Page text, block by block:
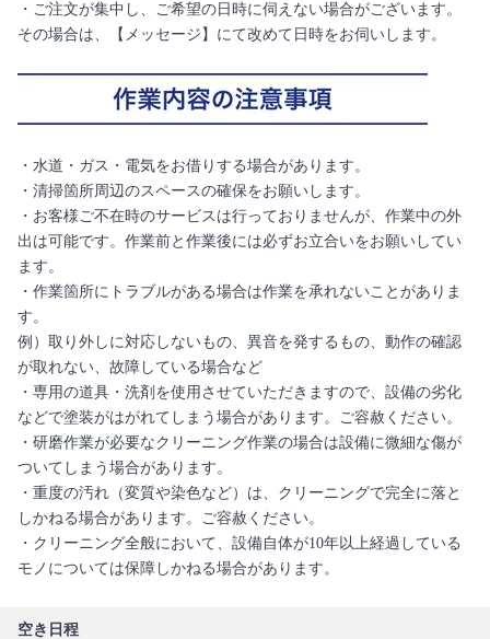
・ご注文が集中し、ご希望の日時に伺えない場合がございます。
その場合は、【メッセージ】にて改めて日時をお伺いします。
・水道・ガス・電気をお借りする場合があります。
・清掃箇所周辺のスペースの確保をお願いします。
・お客様ご不在時のサービスは行っておりませんが、作業中の外
出は可能です。作業前と作業後には必ずお立合いをお願いしてい
ます。
・作業箇所にトラブルがある場合は作業を承れないことがありま
す。
例）取り外しに対応しないもの、異音を発するもの、動作の確認
が取れない、故障している場合など
・専用の道具・洗剤を使用させていただきますので、設備の劣化
などで塗装がはがれてしまう場合があります。ご容赦ください。
・研磨作業が必要なクリーニング作業の場合は設備に微細な傷が
ついてしまう場合があります。
・重度の汚れ（変質や染色など）は、クリーニングで完全に落と
しかねる場合があります。ご容赦ください。
・クリーニング全般において、設備自体が10年以上経過している
モノについては保障しかねる場合があります。
空き日程